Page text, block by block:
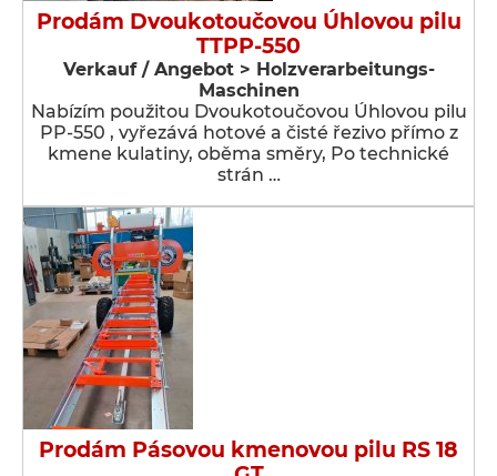
Prodám Dvoukotoučovou Úhlovou pilu
TTPP-550
Verkauf / Angebot > Holzverarbeitungs-
Maschinen
Nabízím použitou Dvoukotoučovou Úhlovou pilu
PP-550 , vyřezává hotové a čisté řezivo přímo z
kmene kulatiny, oběma směry, Po technické
strán …
Prodám Pásovou kmenovou pilu RS 18